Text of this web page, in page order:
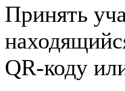
Принять
QR-коду